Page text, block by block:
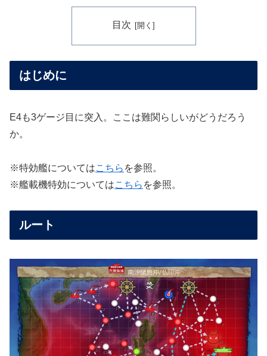
目次
はじめに
E4も3ゲージ目に突入。ここは難関らしいがどうだろう
か。
※特効艦についてはこちら を参照。
※艦載機特効についてはこちら を参照。
ルート